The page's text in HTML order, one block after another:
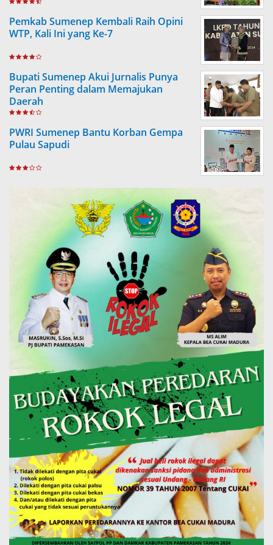
Pemkab Sumenep Kembali Raih Opini
WTP, Kali Ini yang Ke-7
Bupati Sumenep Akui Jurnalis Punya
Peran Penting dalam Memajukan
Daerah
PWRI Sumenep Bantu Korban Gempa
Pulau Sapudi